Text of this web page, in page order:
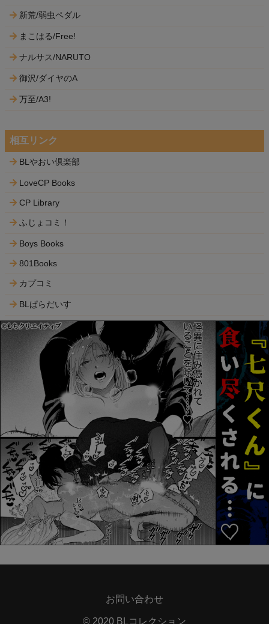
新荒/弱虫ペダル
まこはる/Free!
ナルサス/NARUTO
御沢/ダイヤのA
万至/A3!
相互リンク
BLやおい倶楽部
LoveCP Books
CP Library
ふじょコミ！
Boys Books
801Books
カプコミ
BLぱらだいす
お問い合わせ
© 2020 BLコレクション